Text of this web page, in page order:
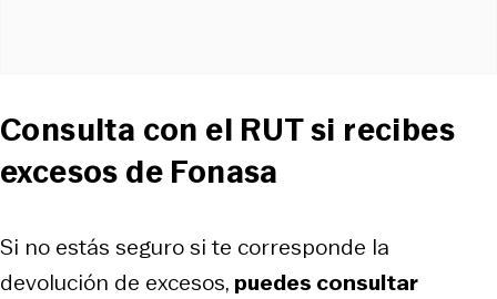
Consulta con el RUT si recibes
excesos de Fonasa
Si no estás seguro si te corresponde la
devolución de excesos, puedes consultar